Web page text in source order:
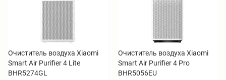
Очиститель воздуха Xiaomi
Smart Air Purifier 4 Lite
BHR5274GL
Очиститель воздуха Xiaomi
Smart Air Purifier 4 Pro
BHR5056EU